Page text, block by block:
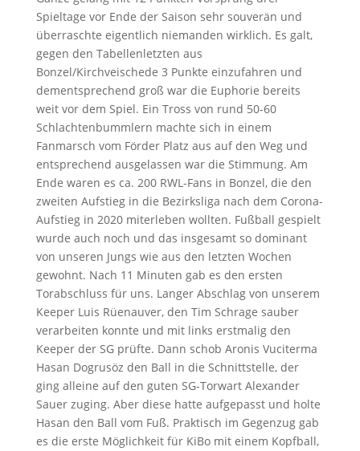
Spieltage vor Ende der Saison sehr souverän und
überraschte eigentlich niemanden wirklich. Es galt,
gegen den Tabellenletzten aus
Bonzel/Kirchveischede 3 Punkte einzufahren und
dementsprechend groß war die Euphorie bereits
weit vor dem Spiel. Ein Tross von rund 50-60
Schlachtenbummlern machte sich in einem
Fanmarsch vom Förder Platz aus auf den Weg und
entsprechend ausgelassen war die Stimmung. Am
Ende waren es ca. 200 RWL-Fans in Bonzel, die den
zweiten Aufstieg in die Bezirksliga nach dem Corona-
Aufstieg in 2020 miterleben wollten. Fußball gespielt
wurde auch noch und das insgesamt so dominant
von unseren Jungs wie aus den letzten Wochen
gewohnt. Nach 11 Minuten gab es den ersten
Torabschluss für uns. Langer Abschlag von unserem
Keeper Luis Rüenauver, den Tim Schrage sauber
verarbeiten konnte und mit links erstmalig den
Keeper der SG prüfte. Dann schob Aronis Vuciterma
Hasan Dogrusöz den Ball in die Schnittstelle, der
ging alleine auf den guten SG-Torwart Alexander
Sauer zuging. Aber diese hatte aufgepasst und holte
Hasan den Ball vom Fuß. Praktisch im Gegenzug gab
es die erste Möglichkeit für KiBo mit einem Kopfball,